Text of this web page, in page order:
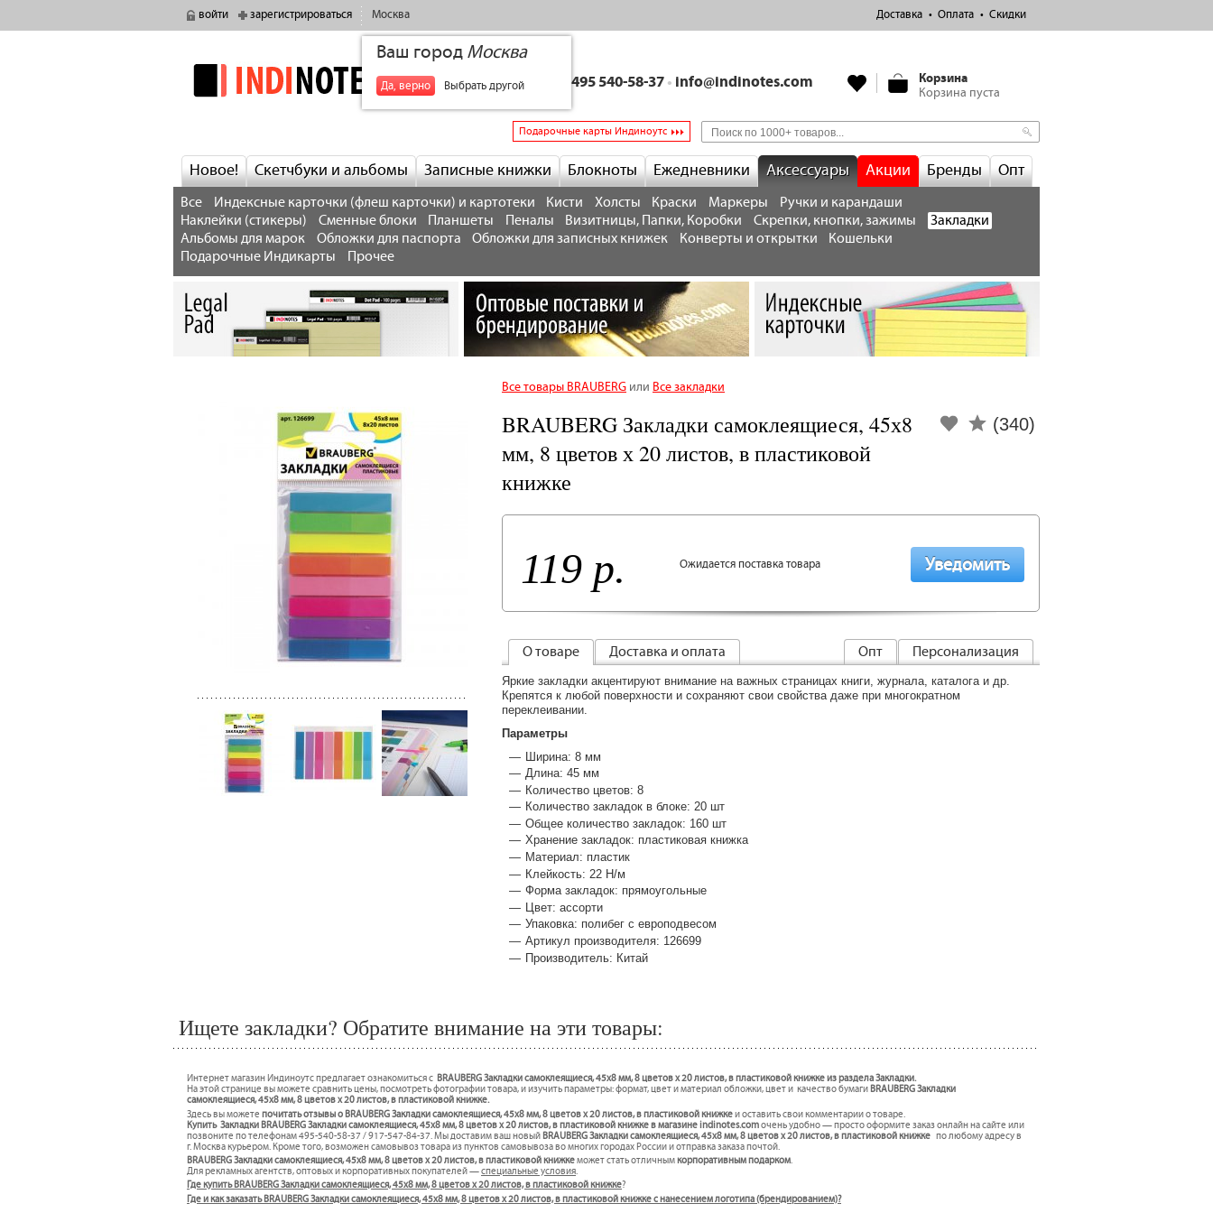
войти зарегистрироваться Москва
Ваш город Москва
Да, верно Выбрать другой
Доставка Оплата Скидки
indinotes
Корзина
Корзина пуста
+7 495 540-58-37 • info@indinotes.com
Подарочные карты Индиноутс
Новое! Скетчбуки и альбомы Записные книжки Блокноты Ежедневники Аксессуары Акции Бренды Опт
Все Индексные карточки (флеш карточки) и картотеки Кисти Холсты Краски Маркеры
Ручки и карандаши
Наклейки (стикеры)
Сменные блоки Планшеты Пеналы Визитницы, Папки, Коробки Скрепки, кнопки, зажимы
Закладки
Альбомы для марок
Обложки для паспорта Обложки для записных книжек Конверты и открытки
Кошельки
Подарочные Индикарты
Прочее
Все товары BRAUBERG или Все закладки
(340)
BRAUBERG Закладки самоклеящиеся, 45х8
мм, 8 цветов х 20 листов, в пластиковой
книжке
119 р. Ожидается поставка товара
О товаре Доставка и оплата Персонализация
Опт
Яркие закладки акцентируют внимание на важных страницах книги, журнала, каталога и др.
Крепятся к любой поверхности и сохраняют свои свойства даже при многократном
переклеивании.
Параметры
Ширина: 8 мм
Длина: 45 мм
Количество цветов: 8
Количество закладок в блоке: 20 шт
Общее количество закладок: 160 шт
Хранение закладок: пластиковая книжка
Материал: пластик
Клейкость: 22 Н/м
Форма закладок: прямоугольные
Цвет: ассорти
Упаковка: полибег с европодвесом
Артикул производителя: 126699
Производитель: Китай
Ищете закладки? Обратите внимание на эти товары:
Интернет магазин Индиноутс предлагает ознакомиться с BRAUBERG Закладки самоклеящиеся, 45х8 мм, 8 цветов х 20 листов, в пластиковой книжке из раздела Закладки.
На этой странице вы можете сравнить цены, посмотреть фотографии товара, и изучить параметры: формат, цвет и материал обложки, цвет и качество бумаги BRAUBERG Закладки
самоклеящиеся, 45х8 мм, 8 цветов х 20 листов, в пластиковой книжке.
Здесь вы можете почитать отзывы о BRAUBERG Закладки самоклеящиеся, 45х8 мм, 8 цветов х 20 листов, в пластиковой книжкеи оставить свои комментарии о товаре.
Купить Закладки BRAUBERG Закладки самоклеящиеся, 45х8 мм, 8 цветов х 20 листов, в пластиковой книжке в магазине indinotes.comочень удобно — просто оформите заказ онлайн на сайте или
позвоните по телефонам 495-540-58-37 / 917-547-84-37. Мы доставим ваш новый BRAUBERG Закладки самоклеящиеся, 45х8 мм, 8 цветов х 20 листов, в пластиковой книжке по любому адресу в
г. Москва курьером. Кроме того, возможен самовывоз товара из пунктов самовывоза во многих городах России и отправка заказа почтой.
BRAUBERG Закладки самоклеящиеся, 45х8 мм, 8 цветов х 20 листов, в пластиковой книжкеможет стать отличнымкорпоративным подарком.
Для рекламных агентств, оптовых и корпоративных покупателей —специальные условия.
Где купить BRAUBERG Закладки самоклеящиеся, 45х8 мм, 8 цветов х 20 листов, в пластиковой книжке?
Где и как заказать BRAUBERG Закладки самоклеящиеся, 45х8 мм, 8 цветов х 20 листов, в пластиковой книжке с нанесением логотипа (брендированием)?